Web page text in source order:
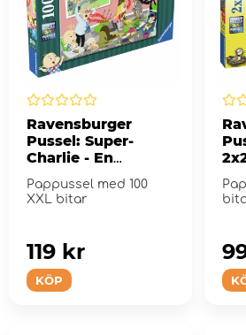
Ravensburger
Pussel: Super-
Charlie - En
dramatisk frukost
100 XXL Bitar
Pappussel med 100
XXL bitar
KÖP
119 kr